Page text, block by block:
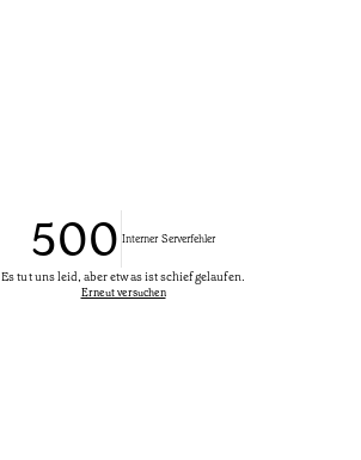
500 Interner Serverfehler
Es tut uns leid, aber etwas ist schief gelaufen.
Erneut versuchen